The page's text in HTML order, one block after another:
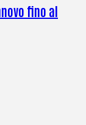
fino al